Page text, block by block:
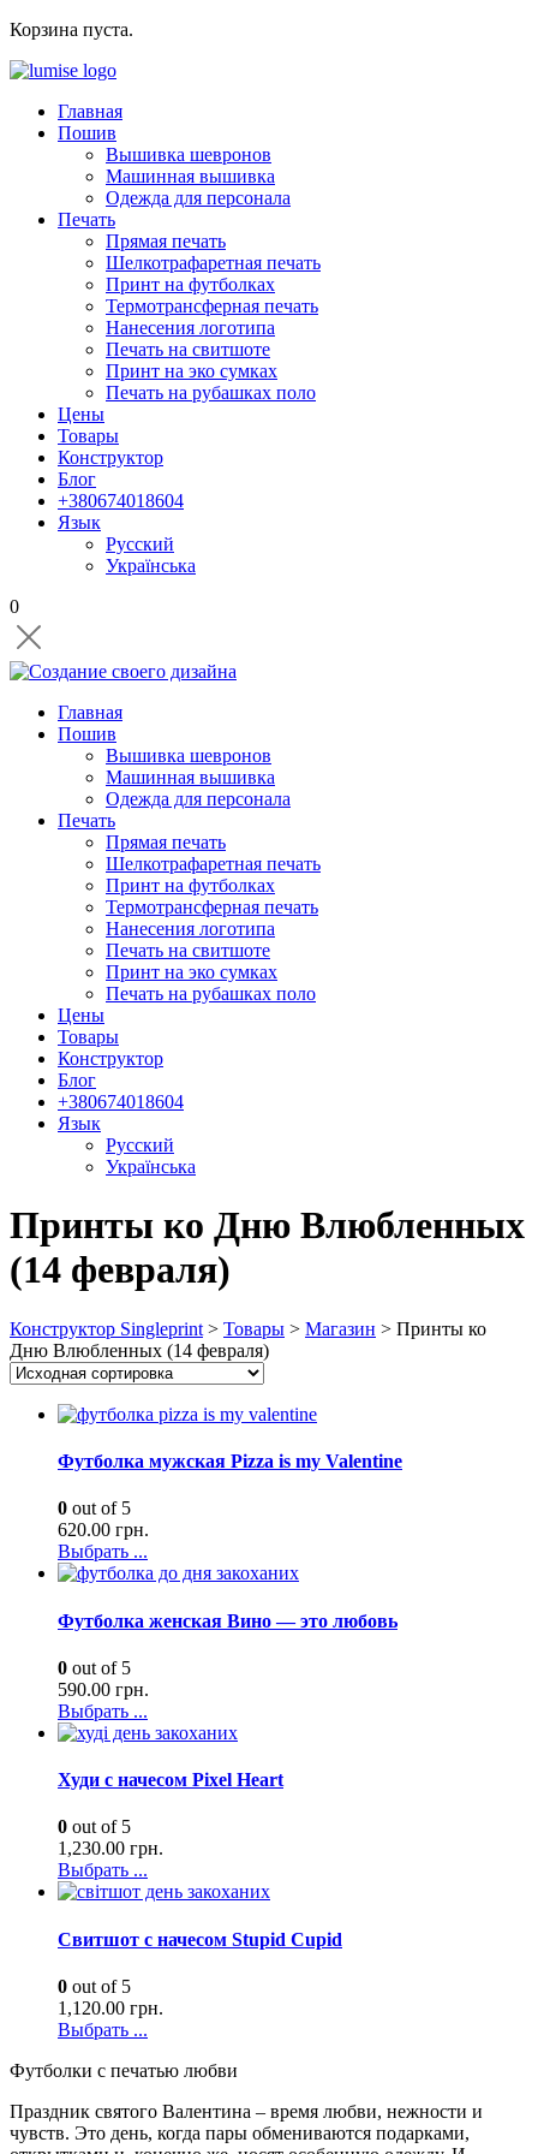
Корзина пуста.
Главная
Пошив
Вышивка шевронов
Машинная вышивка
Одежда для персонала
Печать
Прямая печать
Шелкотрафаретная печать
Принт на футболках
Термотрансферная печать
Нанесения логотипа
Печать на свитшоте
Принт на эко сумках
Печать на рубашках поло
Цены
Товары
Конструктор
Блог
+380674018604
Язык
Русский
Українська
0
Главная
Пошив
Вышивка шевронов
Машинная вышивка
Одежда для персонала
Печать
Прямая печать
Шелкотрафаретная печать
Принт на футболках
Термотрансферная печать
Нанесения логотипа
Печать на свитшоте
Принт на эко сумках
Печать на рубашках поло
Цены
Товары
Конструктор
Блог
+380674018604
Язык
Русский
Українська
Принты ко Дню Влюбленных
(14 февраля)
Конструктор Singleprint > Товары > Магазин > Принты ко
Дню Влюбленных (14 февраля)
Футболка мужская Pizza is my Valentine
0 out of 5
620.00 грн.
Выбрать ...
Футболка женская Вино — это любовь
0 out of 5
590.00 грн.
Выбрать ...
Худи с начесом Pixel Heart
0 out of 5
1,230.00 грн.
Выбрать ...
Свитшот с начесом Stupid Cupid
0 out of 5
1,120.00 грн.
Выбрать ...
Футболки с печатью любви
Праздник святого Валентина – время любви, нежности и
чувств. Это день, когда пары обмениваются подарками,